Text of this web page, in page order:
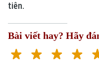
tiên.
Bài viết hay? Hãy